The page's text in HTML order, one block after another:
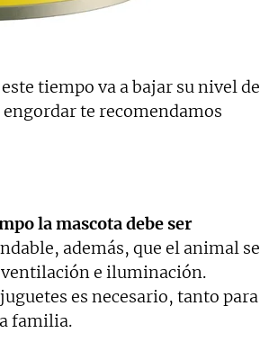
tiempo va a bajar su nivel de
te recomendamos
la mascota debe ser
además, que el animal se
e iluminación.
es necesario, tanto para
familia.